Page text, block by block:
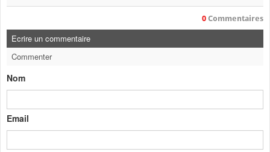
0 Commentaires
Ecrire un commentaire
Commenter
Nom
Email